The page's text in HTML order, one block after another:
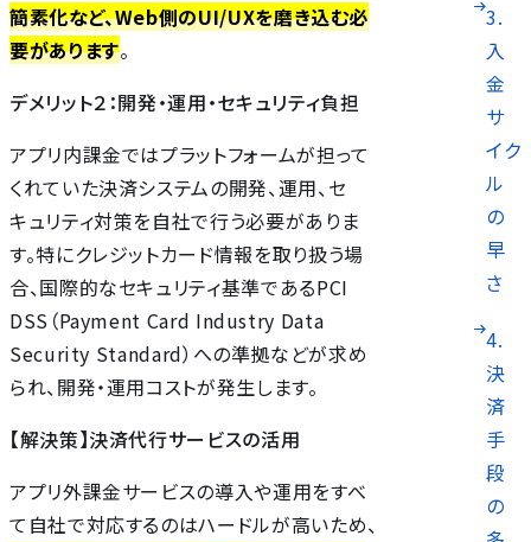
3.
入
金
サ
イク
ル
の
早
さ
4.
決
済
手
段
の
簡素化など、Web側のUI/UXを磨き込む必
要があります。
デメリット２：開発・運用・セキュリティ負担
アプリ内課金ではプラットフォームが担って
くれていた決済システムの開発、運用、セ
キュリティ対策を自社で行う必要がありま
す。特にクレジットカード情報を取り扱う場
合、国際的なセキュリティ基準であるPCI
DSS（Payment Card Industry Data
Security Standard）への準拠などが求め
られ、開発・運用コストが発生します。
【解決策】決済代行サービスの活用
アプリ外課金サービスの導入や運用をすべ
て自社で対応するのはハードルが高いため、